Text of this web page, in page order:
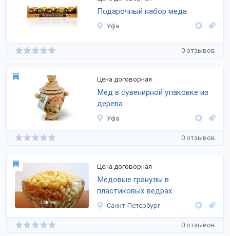
Подарочный набор меда
Уфа
0 отзывов
Цена договорная
Мед в сувенирной упаковке из
дерева
Уфа
0 отзывов
Цена договорная
Медовые гранулы в
пластиковых ведрах
Санкт-Петербург
0 отзывов